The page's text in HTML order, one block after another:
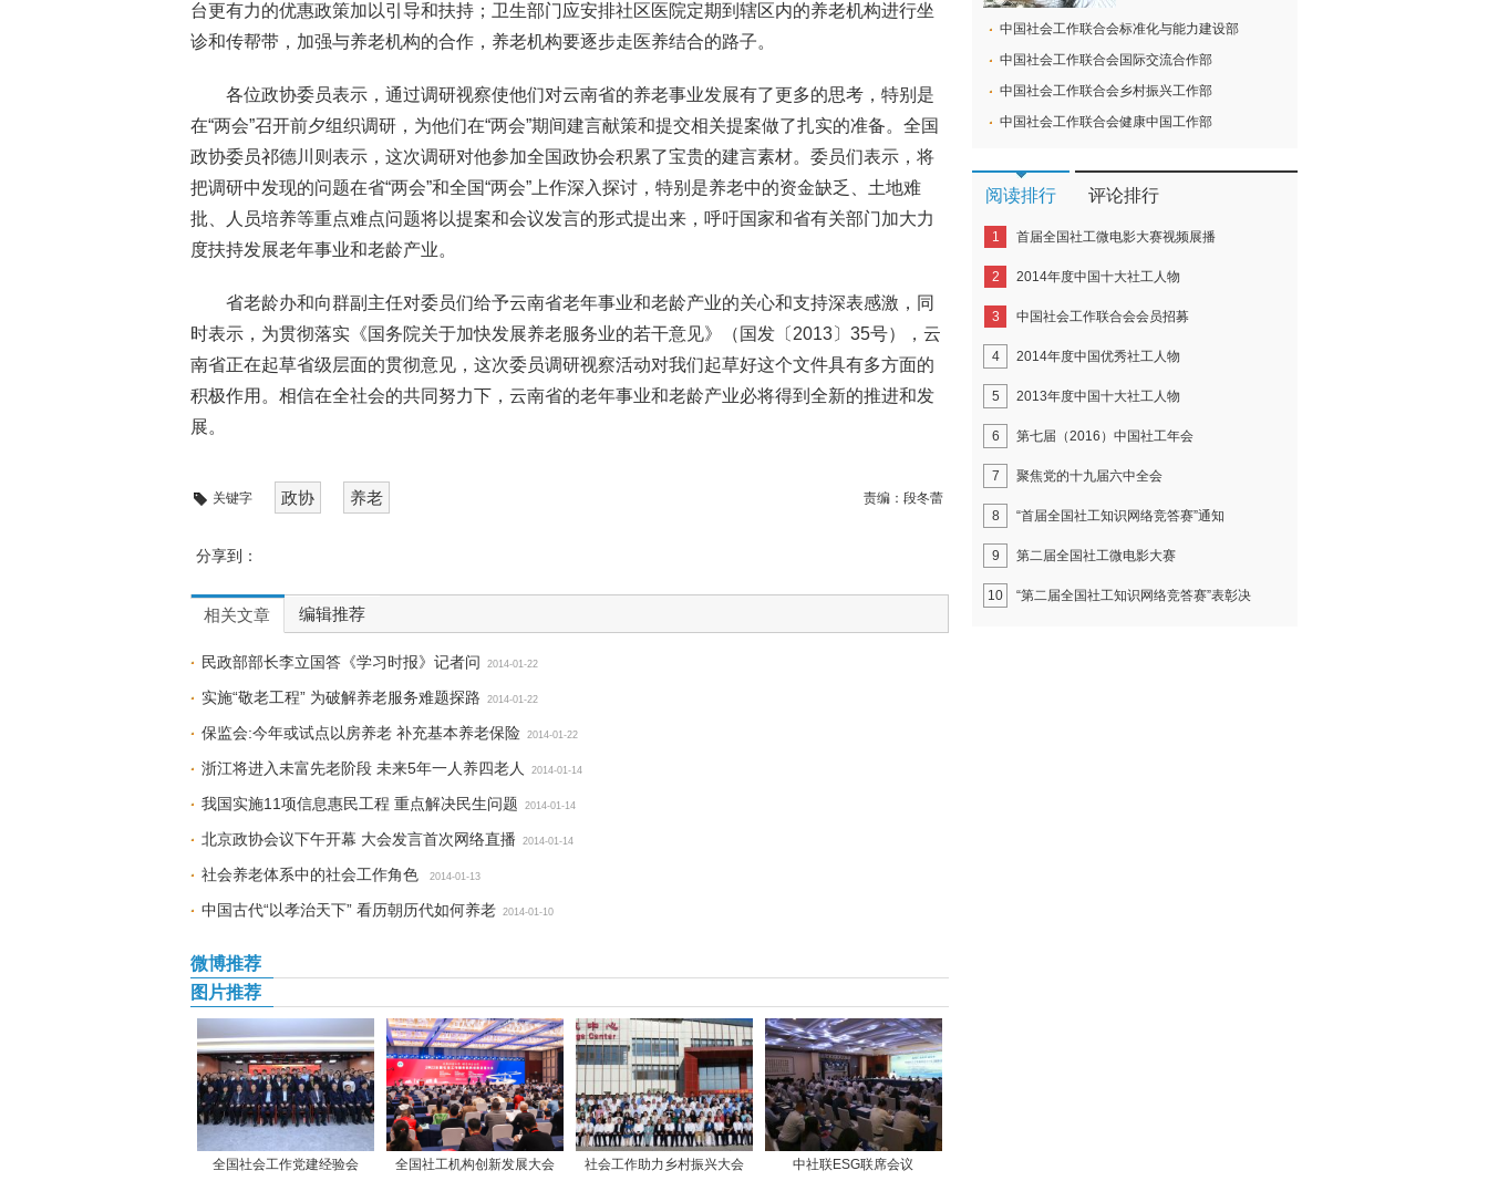
台更有力的优惠政策加以引导和扶持；卫生部门应安排社区医院定期到辖区内的养老机构进行坐
诊和传帮带，加强与养老机构的合作，养老机构要逐步走医养结合的路子。
各位政协委员表示，通过调研视察使他们对云南省的养老事业发展有了更多的思考，特别是
在“两会”召开前夕组织调研，为他们在“两会”期间建言献策和提交相关提案做了扎实的准备。全国
政协委员祁德川则表示，这次调研对他参加全国政协会积累了宝贵的建言素材。委员们表示，将
把调研中发现的问题在省“两会”和全国“两会”上作深入探讨，特别是养老中的资金缺乏、土地难
批、人员培养等重点难点问题将以提案和会议发言的形式提出来，呼吁国家和省有关部门加大力
度扶持发展老年事业和老龄产业。
省老龄办和向群副主任对委员们给予云南省老年事业和老龄产业的关心和支持深表感激，同
时表示，为贯彻落实《国务院关于加快发展养老服务业的若干意见》（国发〔2013〕35号），云
南省正在起草省级层面的贯彻意见，这次委员调研视察活动对我们起草好这个文件具有多方面的
积极作用。相信在全社会的共同努力下，云南省的老年事业和老龄产业必将得到全新的推进和发
展。
关键字 政协 养老 责编： 段冬蕾
分享到：
相关文章 编辑推荐
民政部部长李立国答《学习时报》记者问 2014-01-22
实施“敬老工程” 为破解养老服务难题探路 2014-01-22
保监会:今年或试点以房养老 补充基本养老保险 2014-01-22
浙江将进入未富先老阶段 未来5年一人养四老人 2014-01-14
我国实施11项信息惠民工程 重点解决民生问题 2014-01-14
北京政协会议下午开幕 大会发言首次网络直播 2014-01-14
社会养老体系中的社会工作角色 2014-01-13
中国古代“以孝治天下” 看历朝历代如何养老 2014-01-10
微博推荐
图片推荐
全国社会工作党建经验会 全国社工机构创新发展大会 社会工作助力乡村振兴大会 中社联ESG联席会议
中国社会工作联合会标准化与能力建设部
中国社会工作联合会国际交流合作部
中国社会工作联合会乡村振兴工作部
中国社会工作联合会健康中国工作部
阅读排行 评论排行
1 首届全国社工微电影大赛视频展播
2 2014年度中国十大社工人物
3 中国社会工作联合会会员招募
4 2014年度中国优秀社工人物
5 2013年度中国十大社工人物
6 第七届（2016）中国社工年会
7 聚焦党的十九届六中全会
8 “首届全国社工知识网络竞答赛”通知
9 第二届全国社工微电影大赛
10 “第二届全国社工知识网络竞答赛”表彰决